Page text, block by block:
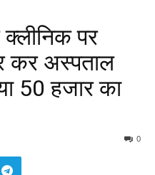
पर
कर अस्पताल
50 हजार का
0